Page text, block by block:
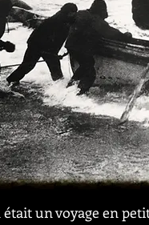
était un voyage en